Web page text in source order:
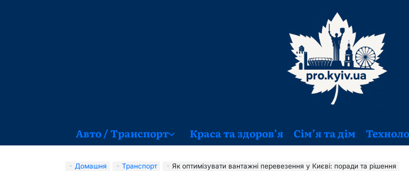
Авто / Транспорт Краса та здоров’я Сім’я та дім
Домашня Транспорт Як оптимізувати вантажні перевезення у Києві: поради та рішення